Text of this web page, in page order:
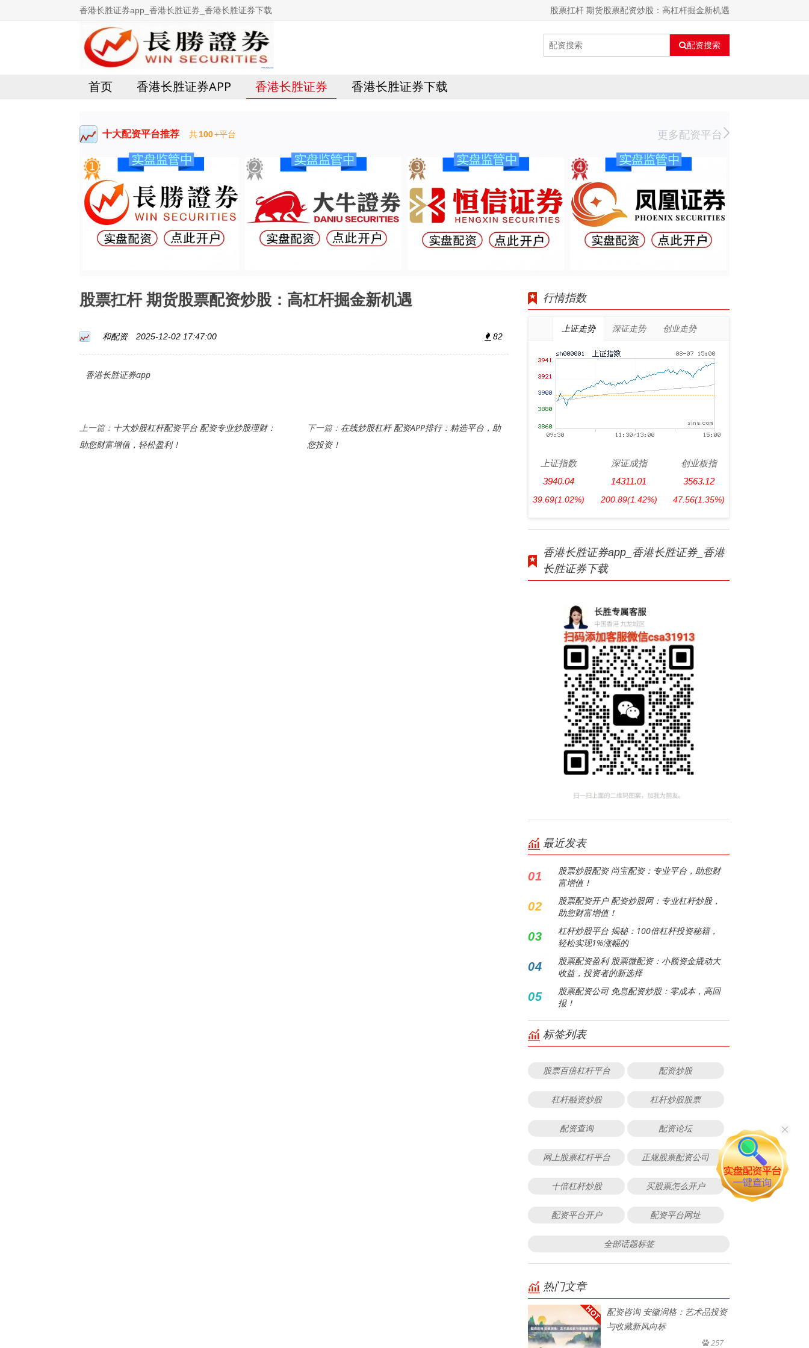
香港长胜证券app_香港长胜证券_香港长胜证券下载 股票扛杆 期货股票配资炒股：高杠杆掘金新机遇
配资搜索
首页 香港长胜证券APP 香港长胜证券 香港长胜证券下载
十大配资平台推荐 共100+平台 更多配资平台
股票扛杆 期货股票配资炒股：高杠杆掘金新机遇
和配资 2025-12-02 17:47:00 82
香港长胜证券app
上一篇： 十大炒股杠杆配资平台 配资专业炒股理财：
助您财富增值，轻松盈利！
下一篇： 在线炒股杠杆 配资APP排行：精选平台，助
您投资！
行情指数
上证走势 深证走势 创业走势
上证指数
3940.04
39.69(1.02%)
深证成指
14311.01
200.89(1.42%)
创业板指
3563.12
47.56(1.35%)
香港长胜证券app_香港长胜证券_香港
长胜证券下载
最近发表
01
股票炒股配资 尚宝配资：专业平台，助您财
富增值！
02
股票配资开户 配资炒股网：专业杠杆炒股，
助您财富增值！
03
杠杆炒股平台 揭秘：100倍杠杆投资秘籍，
轻松实现1%涨幅的
04
股票配资盈利 股票微配资：小额资金撬动大
收益，投资者的新选择
05
股票配资公司 免息配资炒股：零成本，高回
报！
标签列表
股票百倍杠杆平台 配资炒股
杠杆融资炒股 杠杆炒股股票
配资查询 配资论坛
网上股票杠杆平台 正规股票配资公司
十倍杠杆炒股 买股票怎么开户
配资平台开户 配资平台网址
全部话题标签
热门文章
配资咨询 安徽润格：艺术品投资
与收藏新风向标
257